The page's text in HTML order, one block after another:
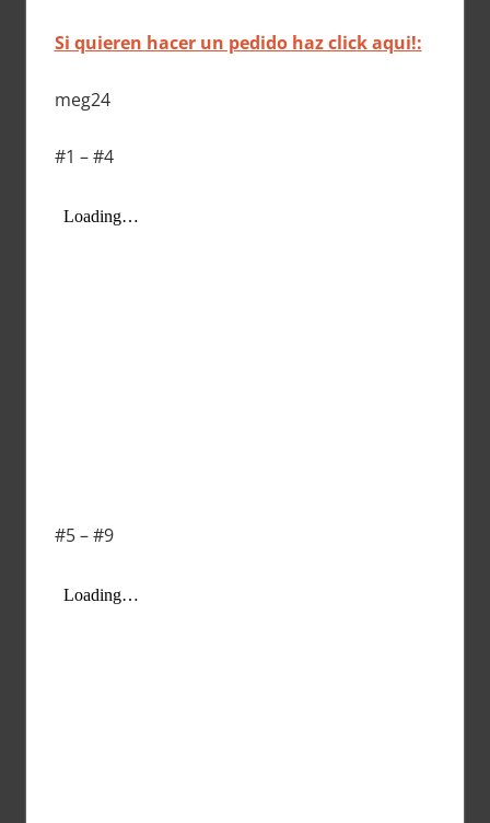
Si quieren hacer un pedido haz click aqui!:
meg24
#1 – #4
#5 – #9